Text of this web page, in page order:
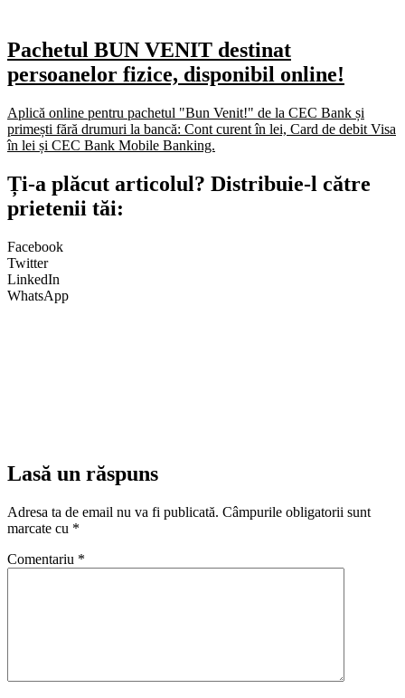
Pachetul BUN VENIT destinat
persoanelor fizice, disponibil online!
Aplică online pentru pachetul "Bun Venit!" de la CEC Bank și
primești fără drumuri la bancă: Cont curent în lei, Card de debit Visa
în lei și CEC Bank Mobile Banking.​
Ți-a plăcut articolul? Distribuie-l către
prietenii tăi:
Facebook
Twitter
LinkedIn
WhatsApp
Lasă un răspuns
Adresa ta de email nu va fi publicată. Câmpurile obligatorii sunt
marcate cu *
Comentariu *